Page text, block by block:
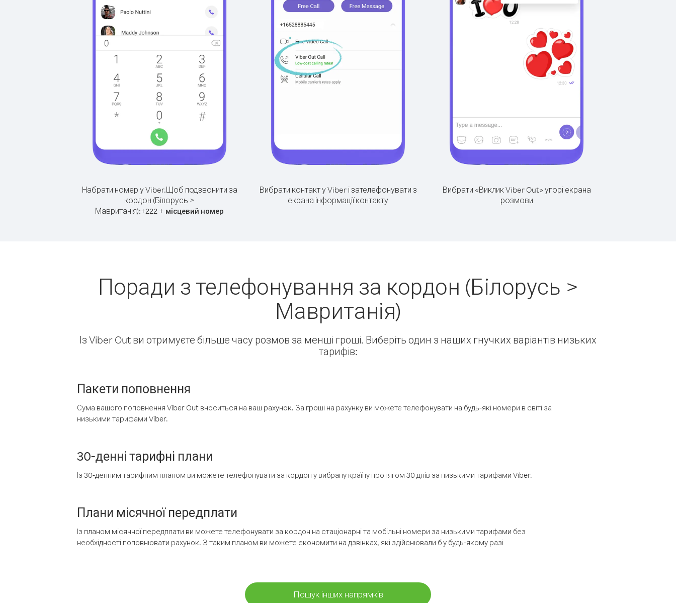
Набрати номер у Viber.Щоб подзвонити за
кордон (Білорусь >
Мавританія):+222 + місцевий номер
Вибрати контакт у Viber і зателефонувати з
екрана інформації контакту
Вибрати «Виклик Viber Out» угорі екрана
розмови
Поради з телефонування за кордон (Білорусь >
Мавританія)
Із Viber Out ви отримуєте більше часу розмов за менші гроші. Виберіть один з наших гнучких варіантів низьких
тарифів:
Пакети поповнення
Сума вашого поповнення Viber Out вноситься на ваш рахунок. За гроші на рахунку ви можете телефонувати на будь-які номери в світі за
низькими тарифами Viber.
30-денні тарифні плани
Із 30-денним тарифним планом ви можете телефонувати за кордон у вибрану країну протягом 30 днів за низькими тарифами Viber.
Плани місячної передплати
Із планом місячної передплати ви можете телефонувати за кордон на стаціонарні та мобільні номери за низькими тарифами без
необхідності поповнювати рахунок. З таким планом ви можете економити на дзвінках, які здійснювали б у будь-якому разі
Пошук інших напрямків